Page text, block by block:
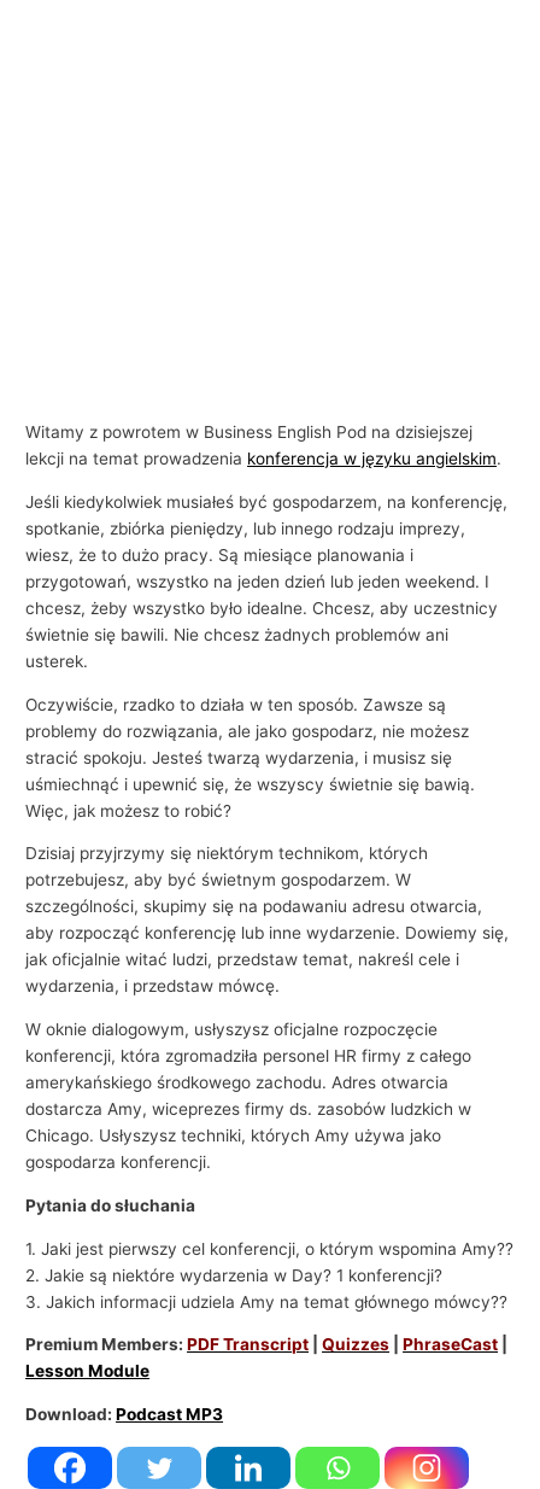
Witamy z powrotem w Business English Pod na dzisiejszej
lekcji na temat prowadzenia konferencja w języku angielskim.
Jeśli kiedykolwiek musiałeś być gospodarzem, na konferencję,
spotkanie, zbiórka pieniędzy, lub innego rodzaju imprezy,
wiesz, że to dużo pracy. Są miesiące planowania i
przygotowań, wszystko na jeden dzień lub jeden weekend. I
chcesz, żeby wszystko było idealne. Chcesz, aby uczestnicy
świetnie się bawili. Nie chcesz żadnych problemów ani
usterek.
Oczywiście, rzadko to działa w ten sposób. Zawsze są
problemy do rozwiązania, ale jako gospodarz, nie możesz
stracić spokoju. Jesteś twarzą wydarzenia, i musisz się
uśmiechnąć i upewnić się, że wszyscy świetnie się bawią.
Więc, jak możesz to robić?
Dzisiaj przyjrzymy się niektórym technikom, których
potrzebujesz, aby być świetnym gospodarzem. W
szczególności, skupimy się na podawaniu adresu otwarcia,
aby rozpocząć konferencję lub inne wydarzenie. Dowiemy się,
jak oficjalnie witać ludzi, przedstaw temat, nakreśl cele i
wydarzenia, i przedstaw mówcę.
W oknie dialogowym, usłyszysz oficjalne rozpoczęcie
konferencji, która zgromadziła personel HR firmy z całego
amerykańskiego środkowego zachodu. Adres otwarcia
dostarcza Amy, wiceprezes firmy ds. zasobów ludzkich w
Chicago. Usłyszysz techniki, których Amy używa jako
gospodarza konferencji.
Pytania do słuchania
1. Jaki jest pierwszy cel konferencji, o którym wspomina Amy??
2. Jakie są niektóre wydarzenia w Day? 1 konferencji?
3. Jakich informacji udziela Amy na temat głównego mówcy??
Premium Members:PDF Transcript |Quizzes |PhraseCast
Lesson Module
Download:Podcast MP3